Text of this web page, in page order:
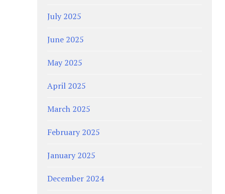
July 2025
June 2025
May 2025
April 2025
March 2025
February 2025
January 2025
December 2024